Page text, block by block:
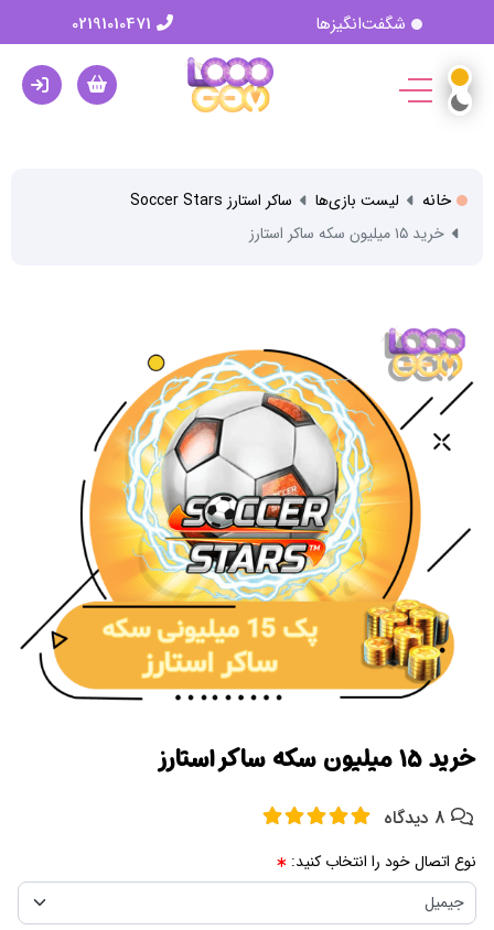
شگفت‌انگیزها
خانه لیست بازی‌ها
ساکر استارز Soccer Stars
خرید ۱۵ میلیون سکه ساکر استارز
خرید ۱۵ میلیون سکه ساکر استارز
نوع اتصال خود را انتخاب کنید: